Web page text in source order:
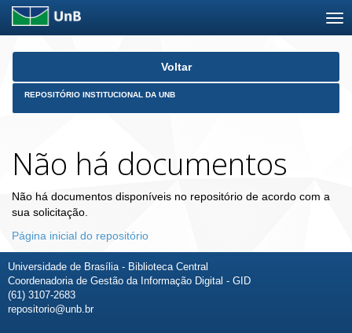
Skip
Voltar
REPOSITÓRIO INSTITUCIONAL DA UNB
Não há documentos
Não há documentos disponíveis no repositório de acordo com a
sua solicitação.
Página inicial do repositório
Universidade de Brasília - Biblioteca Central
Coordenadoria de Gestão da Informação Digital - GID
(61) 3107-2683
repositorio@unb.br